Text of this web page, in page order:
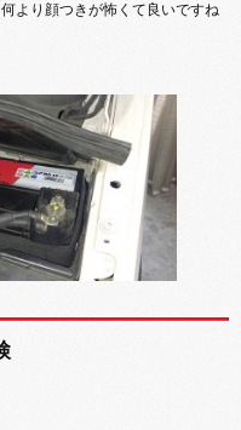
より顔つきが怖くて良いですね